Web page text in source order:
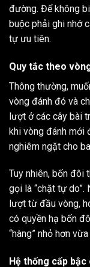
đường. Để không
buộc phải ghi nhớ
tự ưu tiên.
Quy tắc theo
Thông thường,
vòng đánh đó và
lượt ở các cây bài
khi vòng đánh mới
nghiêm ngặt cho
Tuy nhiên, bốn đôi
gọi là “chặt tự
lượt từ đầu vòng,
có quyền hạ bốn
“hàng” nhỏ hơn
Hệ thống cấp